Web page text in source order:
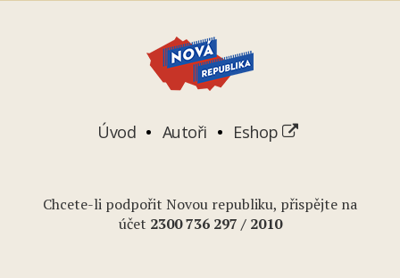
Úvod Autoři Eshop
Chcete-li podpořit Novou republiku, přispějte na
účet 2300 736 297 / 2010